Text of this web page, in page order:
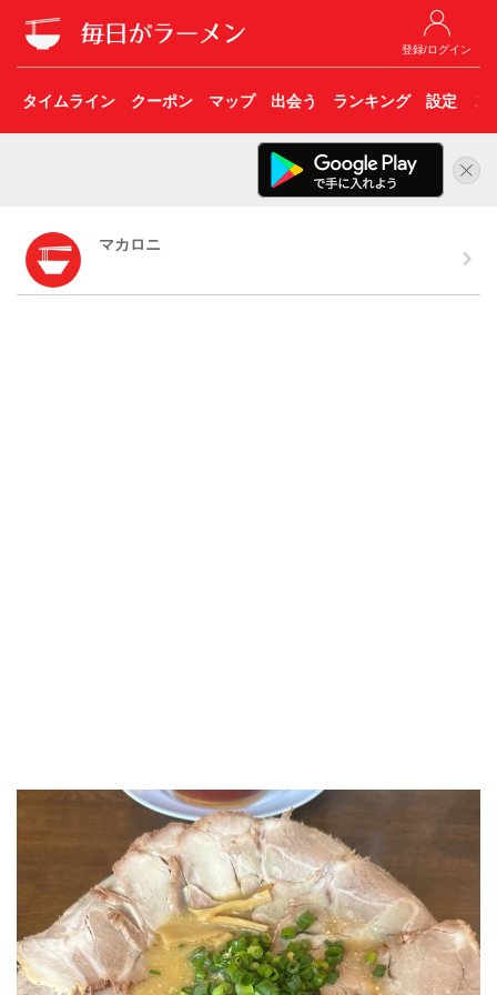
登録/ログイン
タイムライン クーポン マップ 出会う ランキング 設定 こ
マカロニ